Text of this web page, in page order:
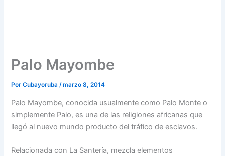
Palo Mayombe
PorCubayoruba/marzo 8, 2014
Palo Mayombe, conocida usualmente como Palo Monte o
simplemente Palo, es una de las religiones africanas que
llegó al nuevo mundo producto del tráfico de esclavos.
Relacionada con La Santería, mezcla elementos